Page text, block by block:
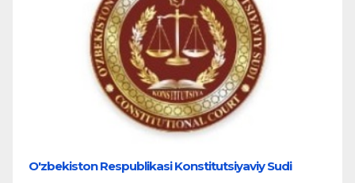
O'zbekiston Respublikasi Konstitutsiyaviy Sudi